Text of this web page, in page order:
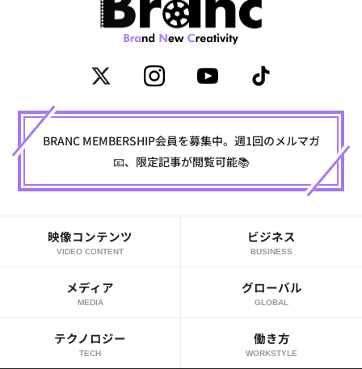
BRANC MEMBERSHIP会員を募集中。週1回のメルマガ
📧、限定記事が閲覧可能📚
映像コンテンツ
VIDEO CONTENT
ビジネス
BUSINESS
メディア
MEDIA
グローバル
GLOBAL
テクノロジー
TECH
働き方
WORKSTYLE